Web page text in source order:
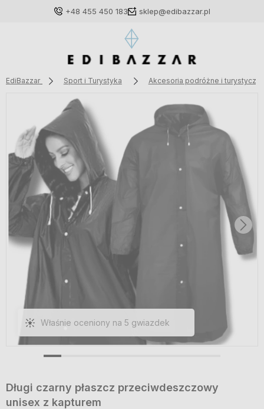
+48 455 450 183 sklep@edibazzar.pl
Załóż konto
Wybierz coś dla siebie z naszej aktualnej oferty lub
zaloguj się, aby przywrócić dodane produkty do listy
EdiBazzar Sport i Turystyka Akcesoria podróżne i
Właśnie oceniony na 5 gwiazdek
Długi czarny płaszcz przeciwdeszczowy
unisex z kapturem